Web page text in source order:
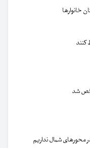
خانوار‌ها
کنند
شد
شمال نداریم